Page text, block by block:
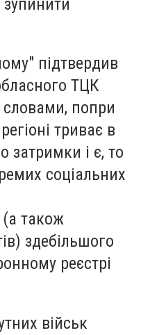
підтвердив
ТЦК
словами, попри
триває в
і є, то
соціальних
(а також
здебільшого
реєстрі
військ